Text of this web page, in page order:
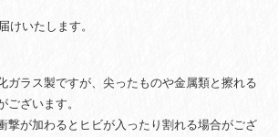
けいたします。
ガラス製ですが、尖ったものや金属類と擦れる
ございます。
撃が加わるとヒビが入ったり割れる場合がござ